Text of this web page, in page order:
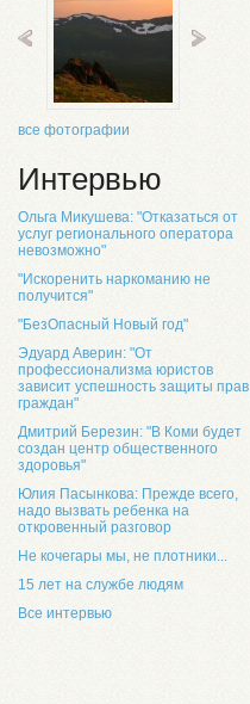
все фотографии
Интервью
Ольга Микушева: "Отказаться от
услуг регионального оператора
невозможно"
"Искоренить наркоманию не
получится"
"БезОпасный Новый год"
Эдуард Аверин: "От
профессионализма юристов
зависит успешность защиты прав
граждан"
Дмитрий Березин: "В Коми будет
создан центр общественного
здоровья"
Юлия Пасынкова: Прежде всего,
надо вызвать ребенка на
откровенный разговор
Не кочегары мы, не плотники...
15 лет на службе людям
Все интервью